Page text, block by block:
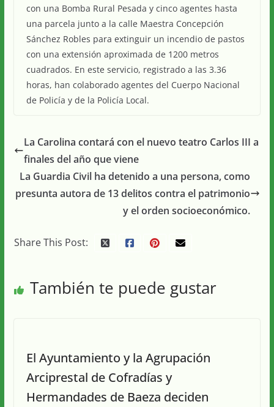
con una Bomba Rural Pesada y cinco agentes hasta
una parcela junto a la calle Maestra Concepción
Sánchez Robles para extinguir un incendio de pastos
con una extensión aproximada de 1200 metros
cuadrados. En este servicio, registrado a las 3.36
horas, han colaborado agentes del Cuerpo Nacional
de Policía y de la Policía Local.
La Carolina contará con el nuevo teatro Carlos III a
finales del año que viene
La Guardia Civil ha detenido a una persona, como
presunta autora de 13 delitos contra el patrimonio
y el orden socioeconómico.
Share This Post:
También te puede gustar
El Ayuntamiento y la Agrupación
Arciprestal de Cofradías y
Hermandades de Baeza deciden